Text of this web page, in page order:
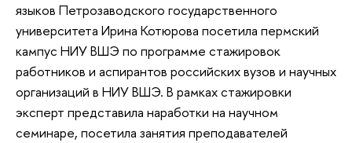
языков Петрозаводского государственного
университета Ирина Котюрова посетила пермский
кампус НИУ ВШЭ по программе стажировок
работников и аспирантов российских вузов и научных
организаций в НИУ ВШЭ. В рамках стажировки
эксперт представила наработки на научном
семинаре, посетила занятия преподавателей